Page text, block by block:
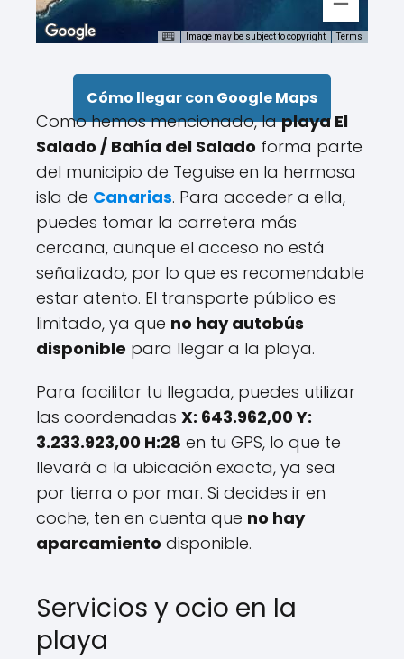
Image may be subject to copyright Terms
Cómo llegar con Google Maps
Como hemos mencionado, laplaya El
Salado / Bahía del Salado forma parte
del municipio de Teguise en la hermosa
isla de Canarias. Para acceder a ella,
puedes tomar la carretera más
cercana, aunque el acceso no está
señalizado, por lo que es recomendable
estar atento. El transporte público es
limitado, ya que no hay autobús
disponible para llegar a la playa.
Para facilitar tu llegada, puedes utilizar
las coordenadas X: 643.962,00 Y:
3.233.923,00 H:28 en tu GPS, lo que te
llevará a la ubicación exacta, ya sea
por tierra o por mar. Si decides ir en
coche, ten en cuenta que no hay
aparcamiento disponible.
Servicios y ocio en la
playa